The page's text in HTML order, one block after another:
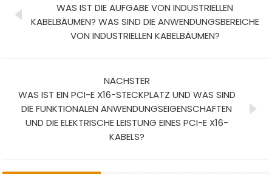
WAS IST DIE AUFGABE VON INDUSTRIELLEN
KABELBÄUMEN? WAS SIND DIE ANWENDUNGSBEREICHE
VON INDUSTRIELLEN KABELBÄUMEN?
NÄCHSTER
WAS IST EIN PCI-E X16-STECKPLATZ UND WAS SIND
DIE FUNKTIONALEN ANWENDUNGSEIGENSCHAFTEN
UND DIE ELEKTRISCHE LEISTUNG EINES PCI-E X16-
KABELS?